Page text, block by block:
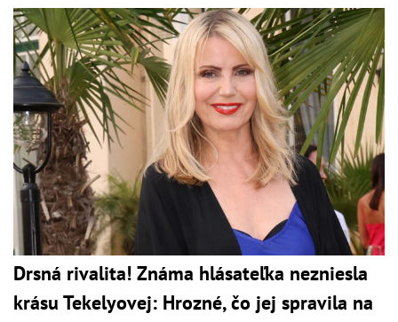
Drsná rivalita! Známa hlásateľka nezniesla
krásu Tekelyovej: Hrozné, čo jej spravila na